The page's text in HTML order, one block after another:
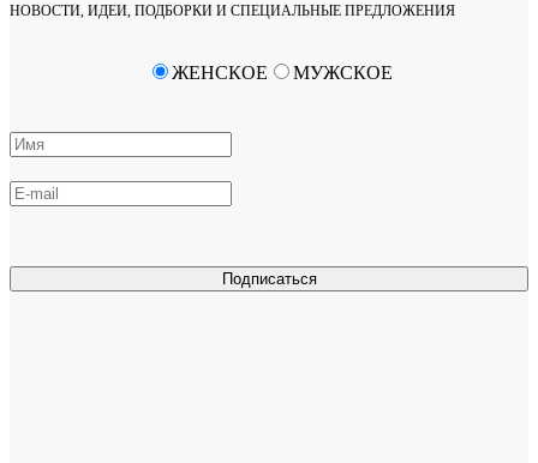
НОВОСТИ, ИДЕИ, ПОДБОРКИ И СПЕЦИАЛЬНЫЕ ПРЕДЛОЖЕНИЯ
Подписаться
ЖЕНСКОЕ МУЖСКОЕ